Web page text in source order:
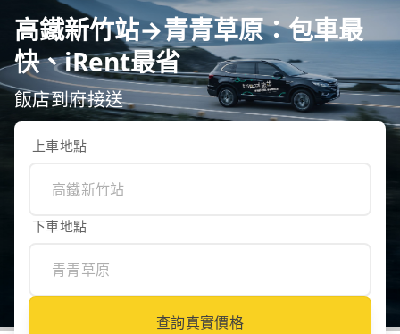
高鐵新竹站→青青草原：包車最
快、iRent最省
飯店到府接送
上車地點
下車地點
查詢真實價格